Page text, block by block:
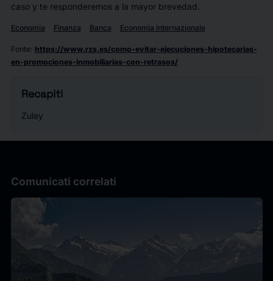
caso y te responderemos a la mayor brevedad.
Economia Finanza Banca Economia internazionale
Fonte: https://www.rzs.es/como-evitar-ejecuciones-hipotecarias-
en-promociones-inmobiliarias-con-retrasos/
Recapiti
Zulay
Comunicati correlati